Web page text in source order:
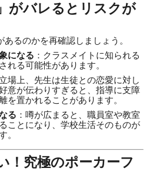
がバレるとリスクが
るのかを再確認しましょう。
になる ：クラスメイトに知られる
れる可能性があります。
立場上、先生は生徒との恋愛に対し
意が伝わりすぎると、指導に支障
を置かれることがあります。
る ：噂が広まると、職員室や教室
ことになり、学校生活そのものが
。
！究極のポーカーフ